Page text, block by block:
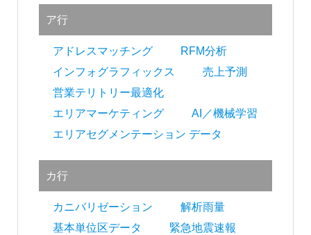
ア行
アドレスマッチング
RFM分析
インフォグラフィックス
売上予測
営業テリトリー最適化
エリアマーケティング
AI／機械学習
エリアセグメンテーション データ
カ行
カニバリゼーション
解析雨量
基本単位区データ
緊急地震速報